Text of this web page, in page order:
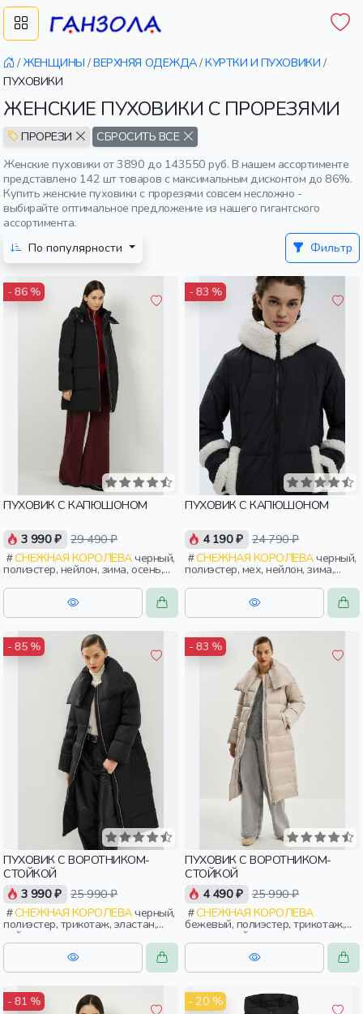
/ ЖЕНЩИНЫ /ВЕРХНЯЯ ОДЕЖДА/КУРТКИ И ПУХОВИКИ /
ПУХОВИКИ
ЖЕНСКИЕ ПУХОВИКИ С ПРОРЕЗЯМИ
ПРОРЕЗИ
СБРОСИТЬ ВСЕ
Женские пуховики от 3890 до 143550 руб. В нашем ассортименте
представлено 142 шт товаров с максимальным дисконтом до 86%.
Купить женские пуховики с прорезями совсем несложно -
выбирайте оптимальное предложение из нашего гигантского
ассортимента.
По популярности
Фильтр
- 86 %
ПУХОВИК С КАПЮШОНОМ
3 990 ₽ 29 490 ₽
СНЕЖНАЯ КОРОЛЕВАчерный,
полиэстер, нейлон, зима, осень,
россия, прямые, капюшон,
застежка, утепленные, прорези,
карман, женщины, взрослые
- 83 %
ПУХОВИК С КАПЮШОНОМ
4 190 ₽ 24 790 ₽
СНЕЖНАЯ КОРОЛЕВАчерный,
полиэстер, мех, нейлон, зима,
осень, россия, прямые, капюшон,
застежка, утепленные, прорези,
карман, женщины, взрослые
- 85 %
ПУХОВИК С ВОРОТНИКОМ-
СТОЙКОЙ
3 990 ₽ 25 990 ₽
СНЕЖНАЯ КОРОЛЕВАчерный,
полиэстер, трикотаж, эластан,
нейлон, зима, осень, россия,
прямые, застежка, утепленные,
прорези, карман, воротник,
объемные, воротник-стойка,
- 83 %
ПУХОВИК С ВОРОТНИКОМ-
СТОЙКОЙ
4 490 ₽ 25 990 ₽
СНЕЖНАЯ КОРОЛЕВА
бежевый, полиэстер, трикотаж,
эластан, нейлон, зима, осень,
россия, прямые, застежка,
утепленные, прорези, карман,
воротник, объемные, воротник-
- 81 % - 20 %